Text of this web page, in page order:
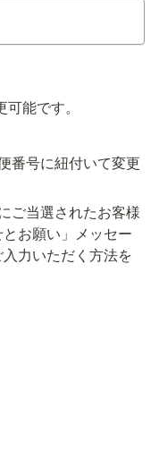
能です。
番号に紐付いて変更
ご当選されたお客様
お願い」メッセー
力いただく方法を